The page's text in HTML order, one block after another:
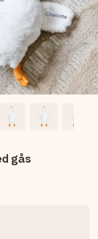
få steg – med hennes
som verkligen berör
all kärlek för stunden.
gås